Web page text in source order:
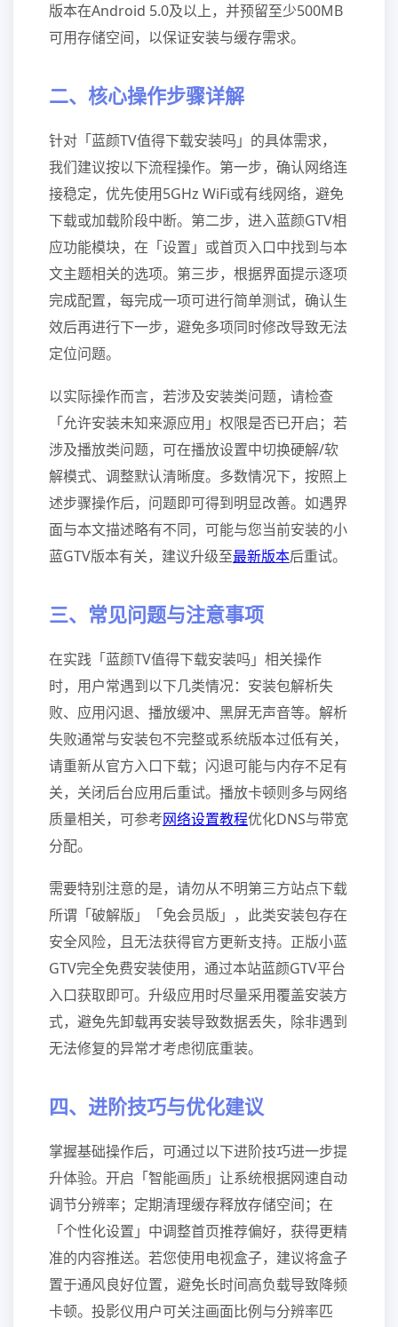
版本在Android 5.0及以上，并预留至少500MB
可用存储空间，以保证安装与缓存需求。
二、核心操作步骤详解
针对「蓝颜TV值得下载安装吗」的具体需求，
我们建议按以下流程操作。第一步，确认网络连
接稳定，优先使用5GHz WiFi或有线网络，避免
下载或加载阶段中断。第二步，进入蓝颜GTV相
应功能模块，在「设置」或首页入口中找到与本
文主题相关的选项。第三步，根据界面提示逐项
完成配置，每完成一项可进行简单测试，确认生
效后再进行下一步，避免多项同时修改导致无法
定位问题。
以实际操作而言，若涉及安装类问题，请检查
「允许安装未知来源应用」权限是否已开启；若
涉及播放类问题，可在播放设置中切换硬解/软
解模式、调整默认清晰度。多数情况下，按照上
述步骤操作后，问题即可得到明显改善。如遇界
面与本文描述略有不同，可能与您当前安装的小
蓝GTV版本有关，建议升级至最新版本后重试。
三、常见问题与注意事项
在实践「蓝颜TV值得下载安装吗」相关操作
时，用户常遇到以下几类情况：安装包解析失
败、应用闪退、播放缓冲、黑屏无声音等。解析
失败通常与安装包不完整或系统版本过低有关，
请重新从官方入口下载；闪退可能与内存不足有
关，关闭后台应用后重试。播放卡顿则多与网络
质量相关，可参考网络设置教程优化DNS与带宽
分配。
需要特别注意的是，请勿从不明第三方站点下载
所谓「破解版」「免会员版」，此类安装包存在
安全风险，且无法获得官方更新支持。正版小蓝
GTV完全免费安装使用，通过本站蓝颜GTV平台
入口获取即可。升级应用时尽量采用覆盖安装方
式，避免先卸载再安装导致数据丢失，除非遇到
无法修复的异常才考虑彻底重装。
四、进阶技巧与优化建议
掌握基础操作后，可通过以下进阶技巧进一步提
升体验。开启「智能画质」让系统根据网速自动
调节分辨率；定期清理缓存释放存储空间；在
「个性化设置」中调整首页推荐偏好，获得更精
准的内容推送。若您使用电视盒子，建议将盒子
置于通风良好位置，避免长时间高负载导致降频
卡顿。投影仪用户可关注画面比例与分辨率匹